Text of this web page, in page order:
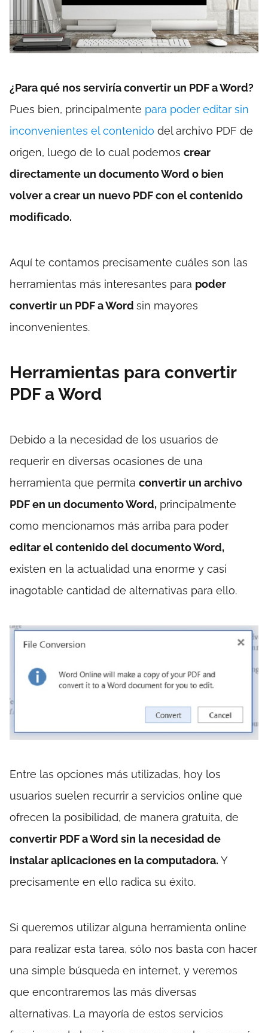
¿Para qué nos serviría convertir un PDF a Word?
Pues bien, principalmente para poder editar sin
inconvenientes el contenido del archivo PDF de
origen, luego de lo cual podemos crear
directamente un documento Word o bien
volver a crear un nuevo PDF con el contenido
modificado.
Aquí te contamos precisamente cuáles son las
herramientas más interesantes para poder
convertir un PDF a Word sin mayores
inconvenientes.
Herramientas para convertir
PDF a Word
Debido a la necesidad de los usuarios de
requerir en diversas ocasiones de una
herramienta que permita convertir un archivo
PDF en un documento Word, principalmente
como mencionamos más arriba para poder
editar el contenido del documento Word,
existen en la actualidad una enorme y casi
inagotable cantidad de alternativas para ello.
Entre las opciones más utilizadas, hoy los
usuarios suelen recurrir a servicios online que
ofrecen la posibilidad, de manera gratuita, de
convertir PDF a Word sin la necesidad de
instalar aplicaciones en la computadora. Y
precisamente en ello radica su éxito.
Si queremos utilizar alguna herramienta online
para realizar esta tarea, sólo nos basta con hacer
una simple búsqueda en internet, y veremos
que encontraremos las más diversas
alternativas. La mayoría de estos servicios